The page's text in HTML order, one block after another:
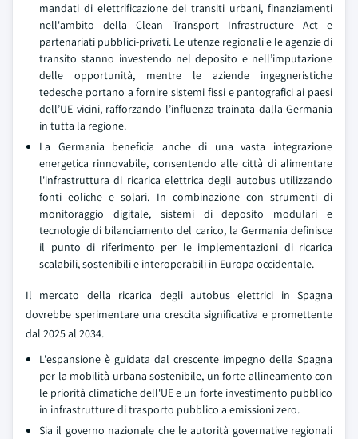
mandati di elettrificazione dei transiti urbani, finanziamenti
nell'ambito della Clean Transport Infrastructure Act e
partenariati pubblici-privati. Le utenze regionali e le agenzie di
transito stanno investendo nel deposito e nell’imputazione
delle opportunità, mentre le aziende ingegneristiche
tedesche portano a fornire sistemi fissi e pantografici ai paesi
dell’UE vicini, rafforzando l’influenza trainata dalla Germania
in tutta la regione.
La Germania beneficia anche di una vasta integrazione
energetica rinnovabile, consentendo alle città di alimentare
l'infrastruttura di ricarica elettrica degli autobus utilizzando
fonti eoliche e solari. In combinazione con strumenti di
monitoraggio digitale, sistemi di deposito modulari e
tecnologie di bilanciamento del carico, la Germania definisce
il punto di riferimento per le implementazioni di ricarica
scalabili, sostenibili e interoperabili in Europa occidentale.
Il mercato della ricarica degli autobus elettrici in Spagna
dovrebbe sperimentare una crescita significativa e promettente
dal 2025 al 2034.
L'espansione è guidata dal crescente impegno della Spagna
per la mobilità urbana sostenibile, un forte allineamento con
le priorità climatiche dell'UE e un forte investimento pubblico
in infrastrutture di trasporto pubblico a emissioni zero.
Sia il governo nazionale che le autorità governative regionali